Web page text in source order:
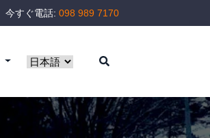
今すぐ電話: 098 989 7170